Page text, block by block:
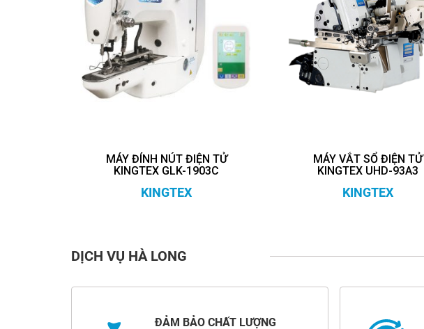
MÁY ĐÍNH NÚT ĐIỆN TỬ
KINGTEX GLK-1903C
KINGTEX
MÁY VẮT SỔ ĐIỆN TỬ
KINGTEX UHD-93A3
KINGTEX
DỊCH VỤ HÀ LONG
ĐẢM BẢO CHẤT LƯỢNG